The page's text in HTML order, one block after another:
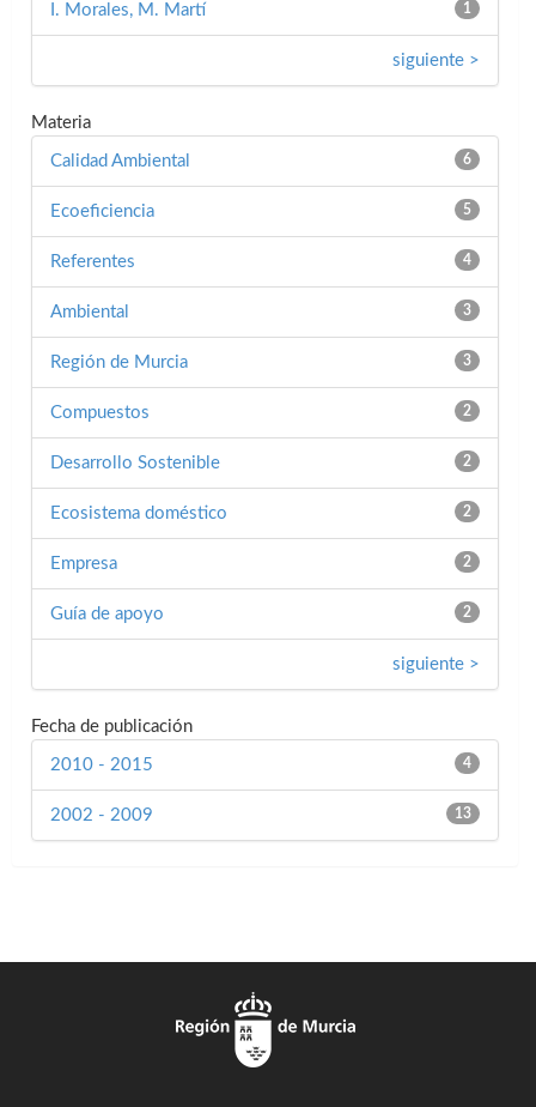
1
I. Morales, M. Martí
siguiente >
Materia
6
Calidad Ambiental
5
Ecoeficiencia
4
Referentes
3
Ambiental
3
Región de Murcia
2
Compuestos
2
Desarrollo Sostenible
2
Ecosistema doméstico
2
Empresa
2
Guía de apoyo
siguiente >
Fecha de publicación
4
2010 - 2015
13
2002 - 2009